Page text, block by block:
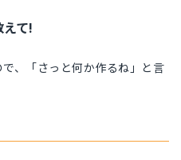
て!
、「さっと何か作るね」と言